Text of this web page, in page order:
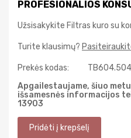
PROFESIONALIOS
Užsisakykite Filtras kuro su
Turite klausimų?
Prekės kodas:
Apgailestaujame, šiuo
išsamesnės informacijos
13903